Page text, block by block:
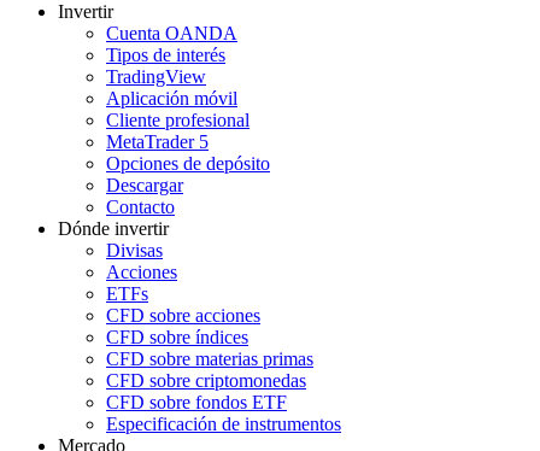
Invertir
Cuenta OANDA
Tipos de interés
TradingView
Aplicación móvil
Cliente profesional
MetaTrader 5
Opciones de depósito
Descargar
Contacto
Dónde invertir
Divisas
Acciones
ETFs
CFD sobre acciones
CFD sobre índices
CFD sobre materias primas
CFD sobre criptomonedas
CFD sobre fondos ETF
Especificación de instrumentos
Mercado